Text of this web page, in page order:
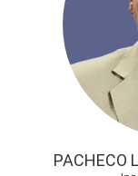
PACHECO